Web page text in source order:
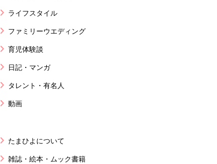
ライフスタイル
ファミリーウエディング
育児体験談
日記・マンガ
タレント・有名人
動画
たまひよについて
雑誌・絵本・ムック書籍